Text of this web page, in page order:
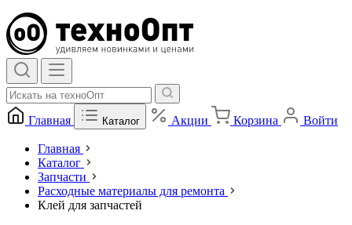
Главная Каталог Акции Корзина Войти
Главная
Каталог
Запчасти
Расходные материалы для ремонта
Клей для запчастей